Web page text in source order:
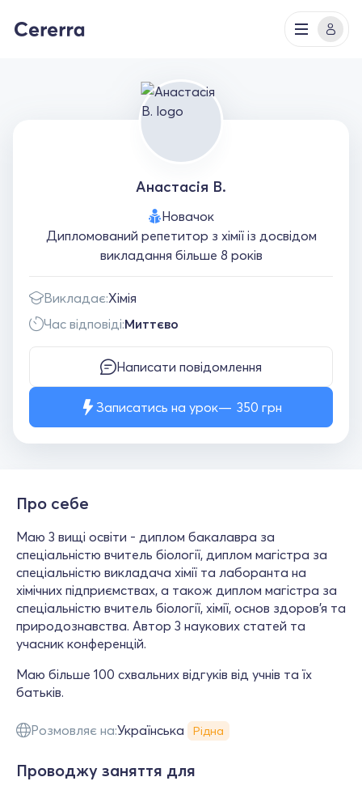
Анастасія В.
Новачок
Дипломований репетитор з хімії із досвідом
викладання більше 8 років
Викладає:Хімія
Час відповіді:Миттєво
Написати повідомлення
Записатись на урок 350 грн
Про себе
Маю 3 вищі освіти - диплом бакалавра за
спеціальністю вчитель біології, диплом магістра за
спеціальністю викладача хімії та лаборанта на
хімічних підприємствах, а також диплом магістра за
спеціальністю вчитель біології, хімії, основ здоров'я та
природознавства. Автор 3 наукових статей та
учасник конференцій.
Маю більше 100 схвальних відгуків від учнів та їх
батьків.
Розмовляє на:Українська Рідна
Проводжу заняття для